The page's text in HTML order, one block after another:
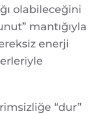
olabileceğini
mantığıyla
enerji
“dur”